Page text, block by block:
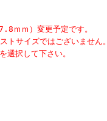
ｍｍ）変更予定です。
トサイズではございません。
選択して下さい。